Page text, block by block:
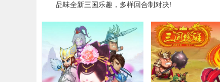
品味全新三国乐趣，多样回合制对决!